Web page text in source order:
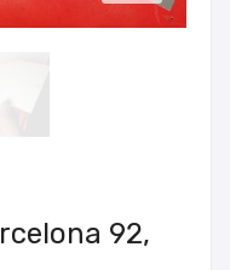
92,